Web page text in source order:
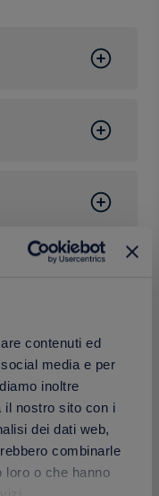
contenuti ed
media e per
inoltre
il nostro sito con i
dei dati web,
combinarle
loro o che hanno